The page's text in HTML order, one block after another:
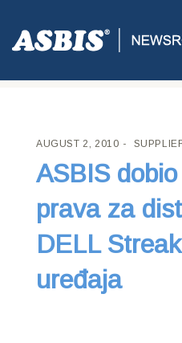
ASBIS CROATIA> SUPPLIERS
PRAVA ZA DISTRIBUCIJU
AUGUST 2, 2010
ASBIS
prava za
DELL
uređaja